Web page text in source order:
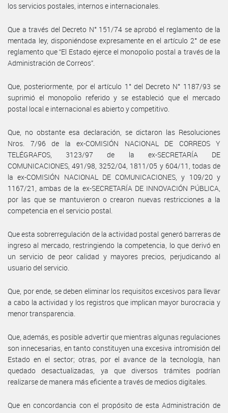
los servicios postales, internos e internacionales.
Que a través del Decreto N° 151/74 se aprobó el reglamento de la
mentada ley, disponiéndose expresamente en el artículo 2° de ese
reglamento que “El Estado ejerce el monopolio postal a través de la
Administración de Correos”.
Que, posteriormente, por el artículo 1° del Decreto N° 1187/93 se
suprimió el monopolio referido y se estableció que el mercado
postal local e internacional es abierto y competitivo.
Que, no obstante esa declaración, se dictaron las Resoluciones
Nros. 7/96 de la ex-COMISIÓN NACIONAL DE CORREOS Y
TELÉGRAFOS, 3123/97 de la ex-SECRETARÍA DE
COMUNICACIONES, 491/98, 3252/04, 1811/05 y 604/11, todas de
la ex-COMISIÓN NACIONAL DE COMUNICACIONES, y 109/20 y
1167/21, ambas de la ex-SECRETARÍA DE INNOVACIÓN PÚBLICA,
por las que se mantuvieron o crearon nuevas restricciones a la
competencia en el servicio postal.
Que esta sobrerregulación de la actividad postal generó barreras de
ingreso al mercado, restringiendo la competencia, lo que derivó en
un servicio de peor calidad y mayores precios, perjudicando al
usuario del servicio.
Que, por ende, se deben eliminar los requisitos excesivos para llevar
a cabo la actividad y los registros que implican mayor burocracia y
menor transparencia.
Que, además, es posible advertir que mientras algunas regulaciones
son innecesarias, en tanto constituyen una excesiva intromisión del
Estado en el sector; otras, por el avance de la tecnología, han
quedado desactualizadas, ya que diversos trámites podrían
realizarse de manera más eficiente a través de medios digitales.
Que en concordancia con el propósito de esta Administración de